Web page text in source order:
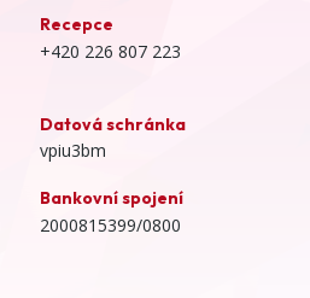
Recepce
+420 226 807 223
Datová schránka
vpiu3bm
Bankovní spojení
2000815399/0800